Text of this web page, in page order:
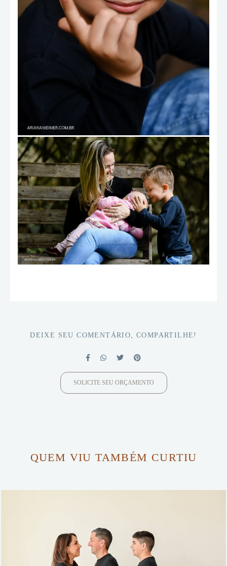
DEIXE SEU COMENTÁRIO, COMPARTILHE!
SOLICITE SEU ORÇAMENTO
QUEM VIU TAMBÉM CURTIU